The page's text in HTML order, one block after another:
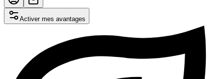
Activer mes avantages